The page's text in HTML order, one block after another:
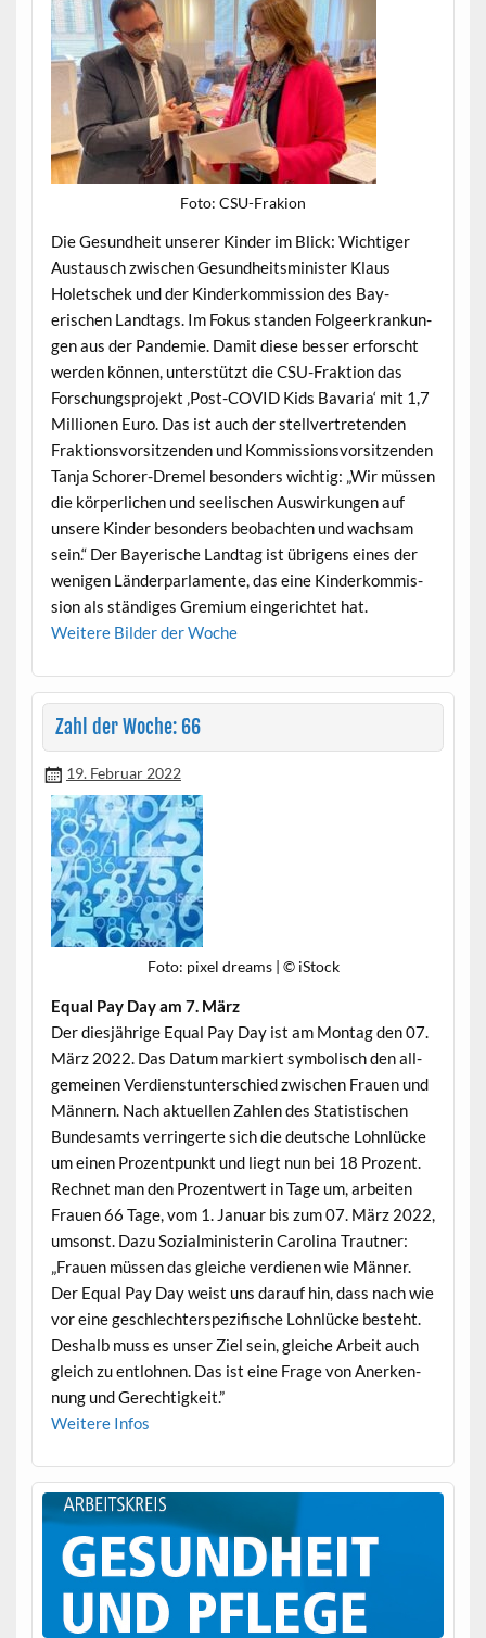
Foto: CSU-Frakion
Die Gesund­heit unser­er Kinder im Blick: Wichtiger
Aus­tausch zwis­chen Gesund­heitsmin­is­ter Klaus
Holetschek und der Kinderkom­mis­sion des Bay­
erischen Land­tags. Im Fokus standen Fol­geerkrankun­
gen aus der Pan­demie. Damit diese bess­er erforscht
wer­den kön­nen, unter­stützt die CSU-Frak­tion das
Forschung­spro­jekt ‚Post-COVID Kids Bavaria‘ mit 1,7
Mil­lio­nen Euro. Das ist auch der stel­lvertre­tenden
Frak­tionsvor­sitzen­den und Kom­mis­sionsvor­sitzen­den
Tan­ja Schor­er-Dremel beson­ders wichtig: „Wir müssen
die kör­per­lichen und seel­is­chen Auswirkun­gen auf
unsere Kinder beson­ders beobacht­en und wach­sam
sein.“ Der Bay­erische Land­tag ist übri­gens eines der
weni­gen Län­der­par­la­mente, das eine Kinderkom­mis­
sion als ständi­ges Gremi­um ein­gerichtet hat.
Weit­ere Bilder der Woche
Zahl der Woche: 66
19. Februar 2022
Foto: pix­el dreams | © iStock
Equal Pay Day am 7. März
Der diesjährige Equal Pay Day ist am Mon­tag den 07.
März 2022. Das Datum markiert sym­bol­isch den all­
ge­meinen Ver­di­en­stun­ter­schied zwis­chen Frauen und
Män­nern. Nach aktuellen Zahlen des Sta­tis­tis­chen
Bun­de­samts ver­ringerte sich die deutsche Lohn­lücke
um einen Prozent­punkt und liegt nun bei 18 Prozent.
Rech­net man den Prozen­twert in Tage um, arbeit­en
Frauen 66 Tage, vom 1. Jan­u­ar bis zum 07. März 2022,
umson­st. Dazu Sozialmin­is­terin Car­oli­na Traut­ner:
„Frauen müssen das gle­iche ver­di­enen wie Män­ner.
Der Equal Pay Day weist uns darauf hin, dass nach wie
vor eine geschlechter­spez­i­fis­che Lohn­lücke beste­ht.
Deshalb muss es unser Ziel sein, gle­iche Arbeit auch
gle­ich zu ent­lohnen. Das ist eine Frage von Anerken­
nung und Gerechtigkeit.”
Weit­ere Infos